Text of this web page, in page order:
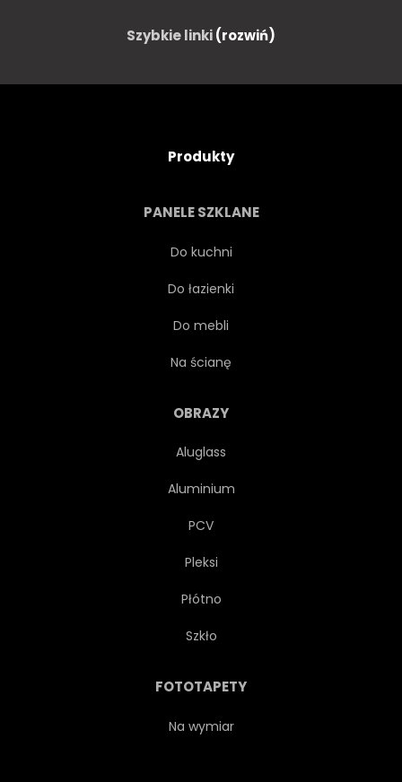
Szybkie linki(rozwiń)
Produkty
PANELE SZKLANE
Do kuchni
Do łazienki
Do mebli
Na ścianę
OBRAZY
Aluglass
Aluminium
PCV
Pleksi
Płótno
Szkło
FOTOTAPETY
Na wymiar